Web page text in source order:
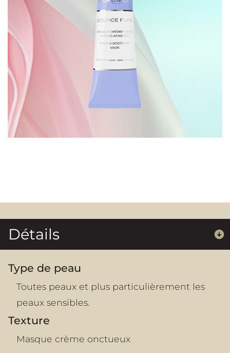
Détails
Type de peau
Toutes peaux et plus particulièrement les
peaux sensibles.
Texture
Masque crème onctueux